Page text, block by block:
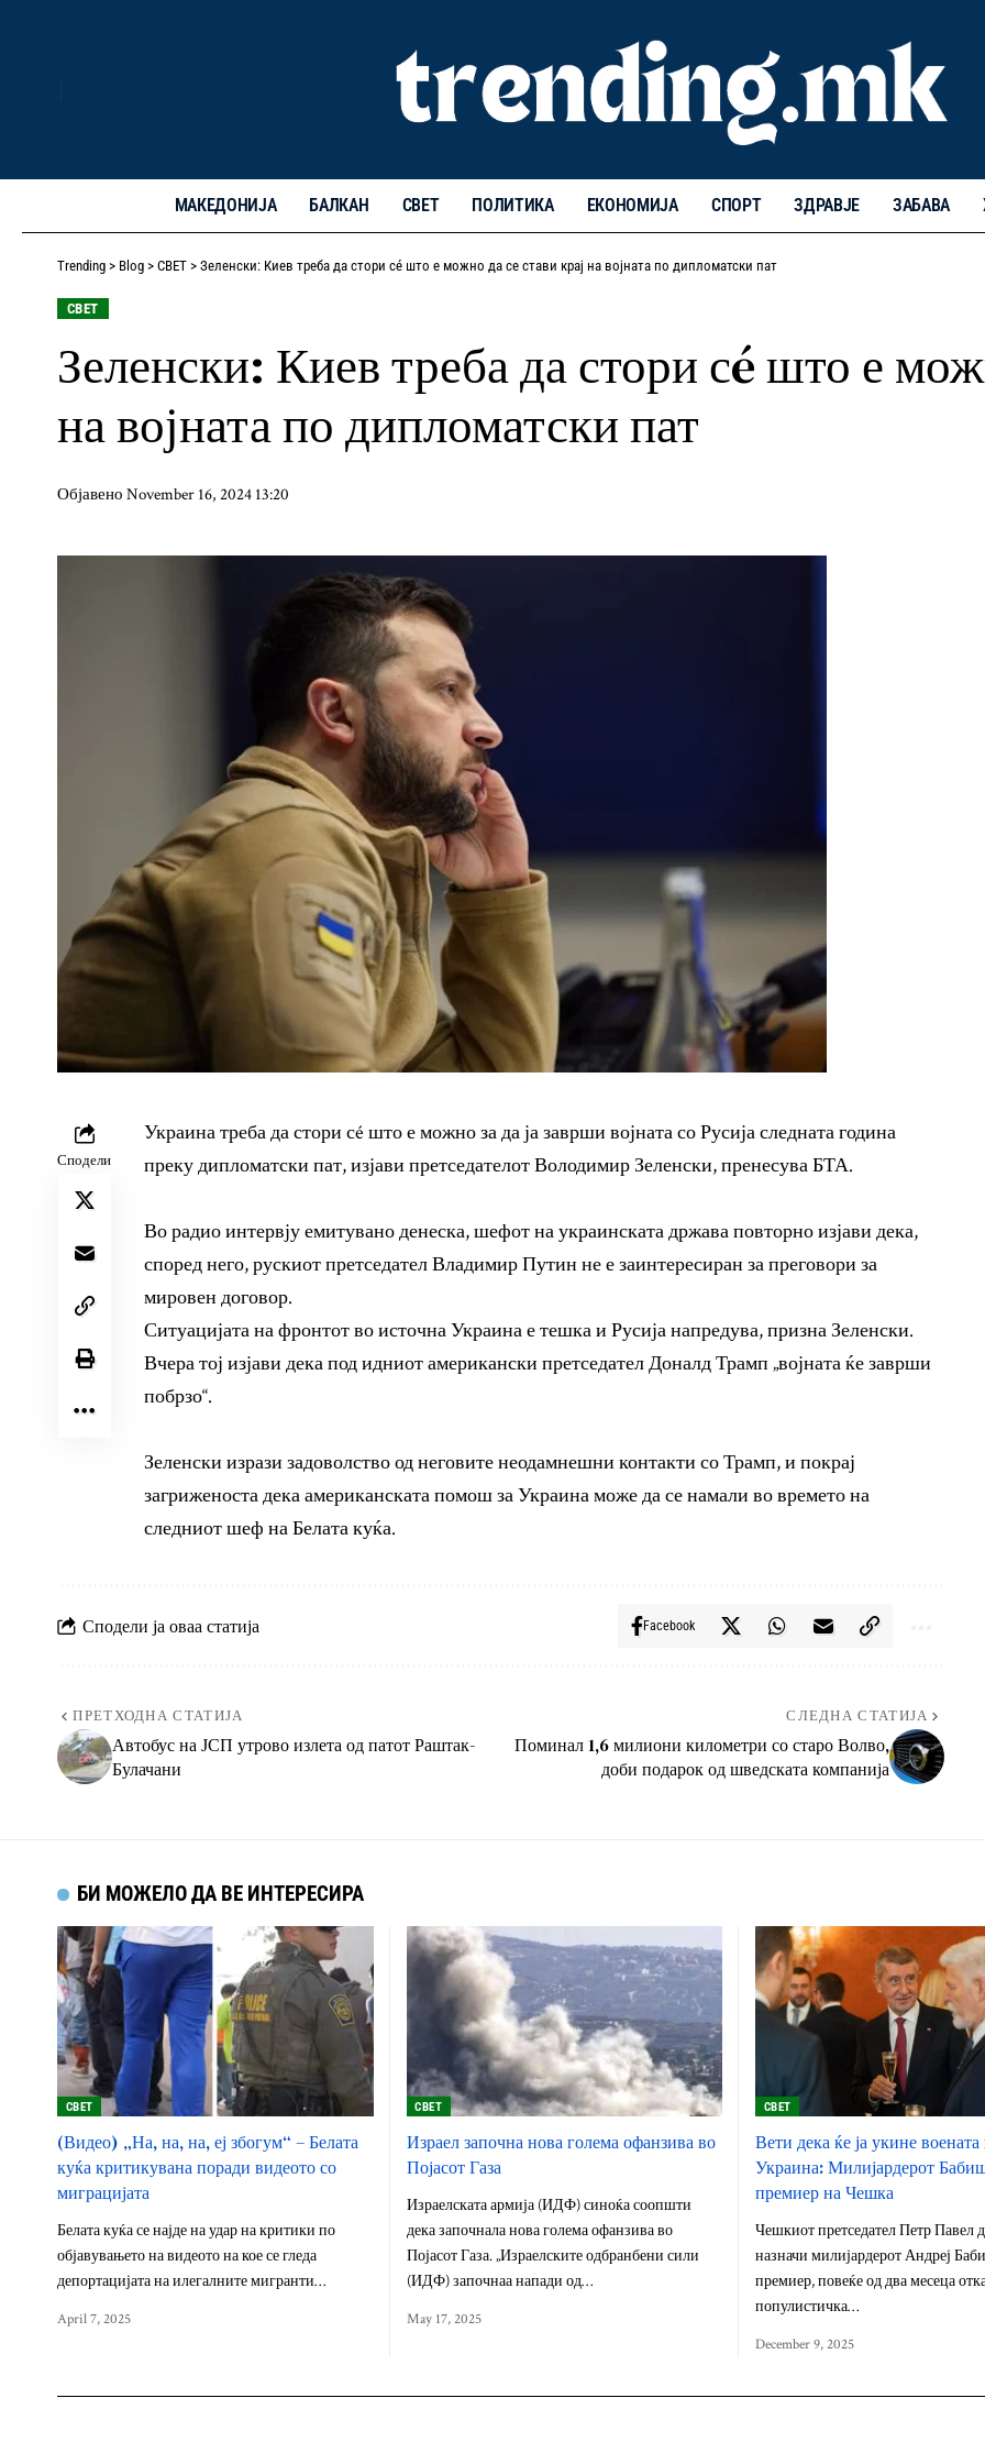
МАКЕДОНИЈА БАЛКАН СВЕТ ПОЛИТИКА ЕКОНОМИЈА СПОРТ ЗДРАВЈЕ ЗАБАВА
Trending > Blog > СВЕТ > Зеленски: Киев треба да стори сé што е можно да се стави крај на војната по дипломатски пат
СВЕТ
Зеленски: Киев треба да стори сé што е
на војната по дипломатски пат
Објавено November 16, 2024 13:20
Сподели
Украина треба да стори сé што е можно за да ја заврши војната со Русија следната година
преку дипломатски пат, изјави претседателот Володимир Зеленски, пренесува БТА.
Во радио интервју емитувано денеска, шефот на украинската држава повторно изјави дека,
според него, рускиот претседател Владимир Путин не е заинтересиран за преговори за
мировен договор.
Ситуацијата на фронтот во источна Украина е тешка и Русија напредува, призна Зеленски.
Вчера тој изјави дека под идниот американски претседател Доналд Трамп „војната ќе заврши
побрзо“.
Зеленски изрази задоволство од неговите неодамнешни контакти со Трамп, и покрај
загриженоста дека американската помош за Украина може да се намали во времето на
следниот шеф на Белата куќа.
Сподели ја оваа статија Facebook
ПРЕТХОДНА СТАТИЈА
Автобус на ЈСП утрово излета од патот Раштак-
Булачани
СЛЕДНА СТАТИЈА
Поминал 1,6 милиони километри со старо Волво,
доби подарок од шведската компанија
БИ МОЖЕЛО ДА ВЕ ИНТЕРЕСИРА
СВЕТ
(Видео) „На, на, на, еј збогум“ – Белата
куќа критикувана поради видеото со
миграцијата
Белата куќа се најде на удар на критики по
објавувањето на видеото на кое се гледа
депортацијата на илегалните мигранти…
April 7, 2025
СВЕТ
Израел започна нова голема офанзива во
Појасот Газа
Израелската армија (ИДФ) синоќа соопшти
дека започнала нова голема офанзива во
Појасот Газа. „Израелските одбранбени сили
(ИДФ) започнаа напади од…
May 17, 2025
СВЕТ
Вети дека ќе ја укине
Украина: Милијардерот
премиер на Чешка
Чешкиот претседател Петр Павел
назначи милијардерот Андреј
премиер, повеќе од два месеца
популистичка…
December 9, 2025